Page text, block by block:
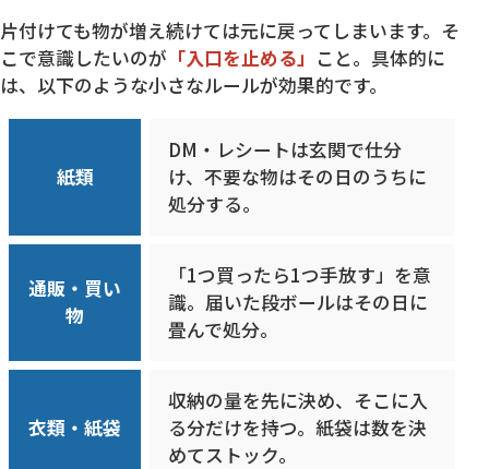
片付けても物が増え続けては元に戻ってしまいます。そ
こで意識したいのが 「入口を止める」 こと。具体的に
は、以下のような小さなルールが効果的です。
紙類
DM・レシートは玄関で仕分
け、不要な物はその日のうちに
処分する。
通販・買い
物
「1つ買ったら1つ手放す」を意
識。届いた段ボールはその日に
畳んで処分。
衣類・紙袋
収納の量を先に決め、そこに入
る分だけを持つ。紙袋は数を決
めてストック。